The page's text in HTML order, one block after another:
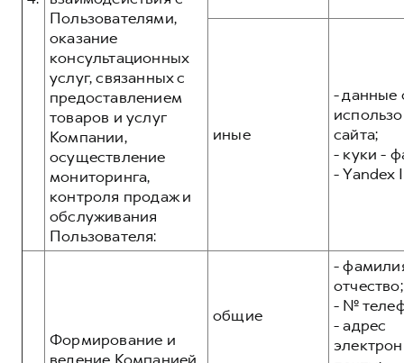
Пользователями,
оказание
консультационных
услуг, связанных с
предоставлением
товаров и услуг
Компании,
осуществление
мониторинга,
контроля продаж и
обслуживания
Пользователя:
иные
- данные
сайта;
- куки -
- Yandex
Формирование и
общие
-
отчество;
- №
- адрес